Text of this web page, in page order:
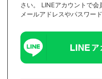
さい。 LINEアカウントで
メールアドレスやパスワー